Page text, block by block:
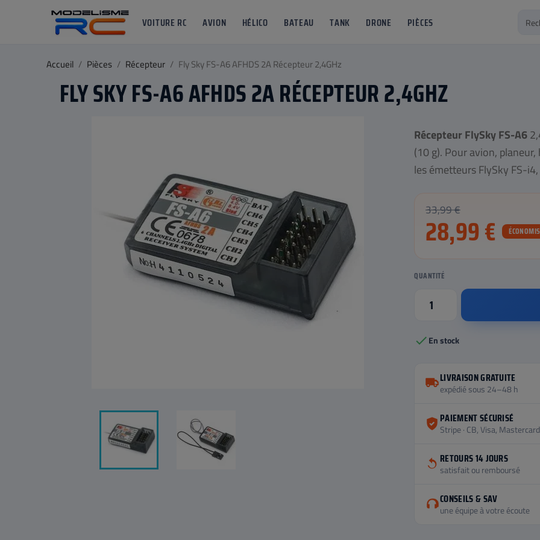
VOITURE RC AVION HÉLICO BATEAU TANK DRONE PIÈCES
Accueil Pièces Récepteur Fly Sky FS-A6 AFHDS 2A Récepteur 2,4GHz
FLY SKY FS-A6 AFHDS 2A RÉCEPTEUR 2,4GHZ
Récepteur FlySky FS-A6
(10 g). Pour avion,
les émetteurs FlySky FS-
33,99 €
28,99 €
QUANTITÉ
En stock
LIVRAISON GRATUITE
expédié sous 24–48 h
PAIEMENT SÉCURISÉ
Stripe · CB, Visa, Mastercard
RETOURS 14 JOURS
satisfait ou remboursé
CONSEILS & SAV
une équipe à votre écoute